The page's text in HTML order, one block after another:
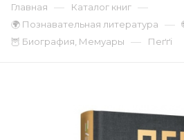
Главная — Каталог книг —
🌍 Познавательная литература —
🦉 Биография, Мемуары — Пеґґі